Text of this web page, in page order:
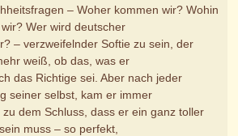
– Woher kommen wir? Wohin
Wer wird deutscher
– verzweifelnder Softie zu sein, der
weiß, ob das, was er
das Richtige sei. Aber nach jeder
seiner selbst, kam er immer
zu dem Schluss, dass er ein ganz toller
muss – so perfekt,